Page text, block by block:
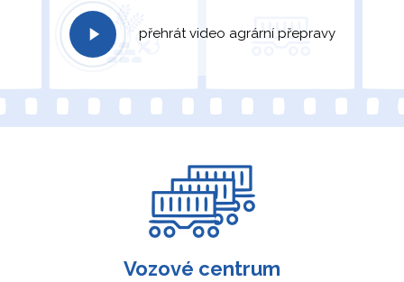
přehrát video agrární přepravy
Vozové centrum